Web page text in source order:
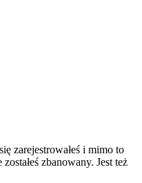
zarejestrowałeś i mimo to
zbanowany. Jest też